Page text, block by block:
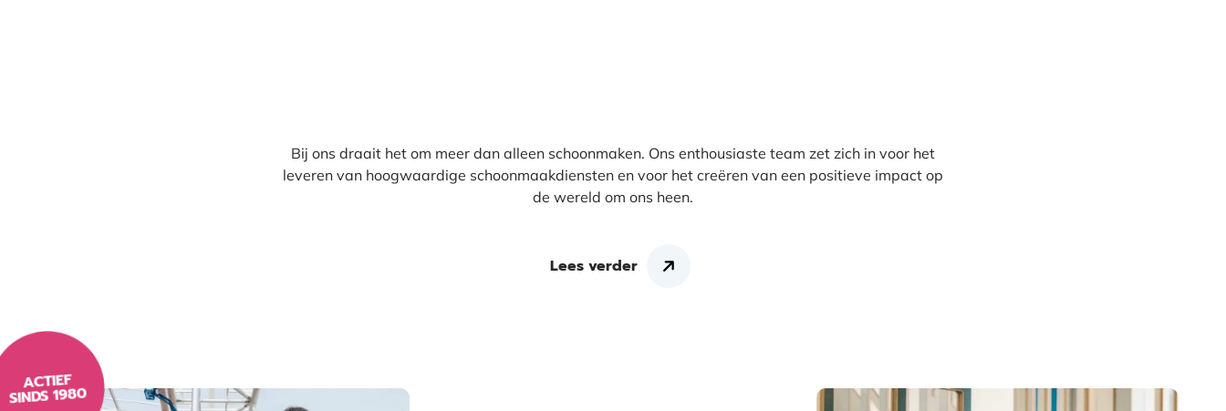
Bij ons draait het om meer dan alleen schoonmaken. Ons enthousiaste team zet zich in voor het
leveren van hoogwaardige schoonmaakdiensten en voor het creëren van een positieve impact op
de wereld om ons heen.
Lees verder
ACTIEF
SINDS 1980